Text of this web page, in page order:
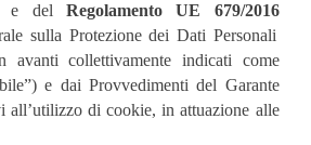
e del Regolamento UE 679/2016
sulla Protezione dei Dati Personali
avanti collettivamente indicati come
e dai Provvedimenti del Garante
all’utilizzo di cookie, in attuazione alle